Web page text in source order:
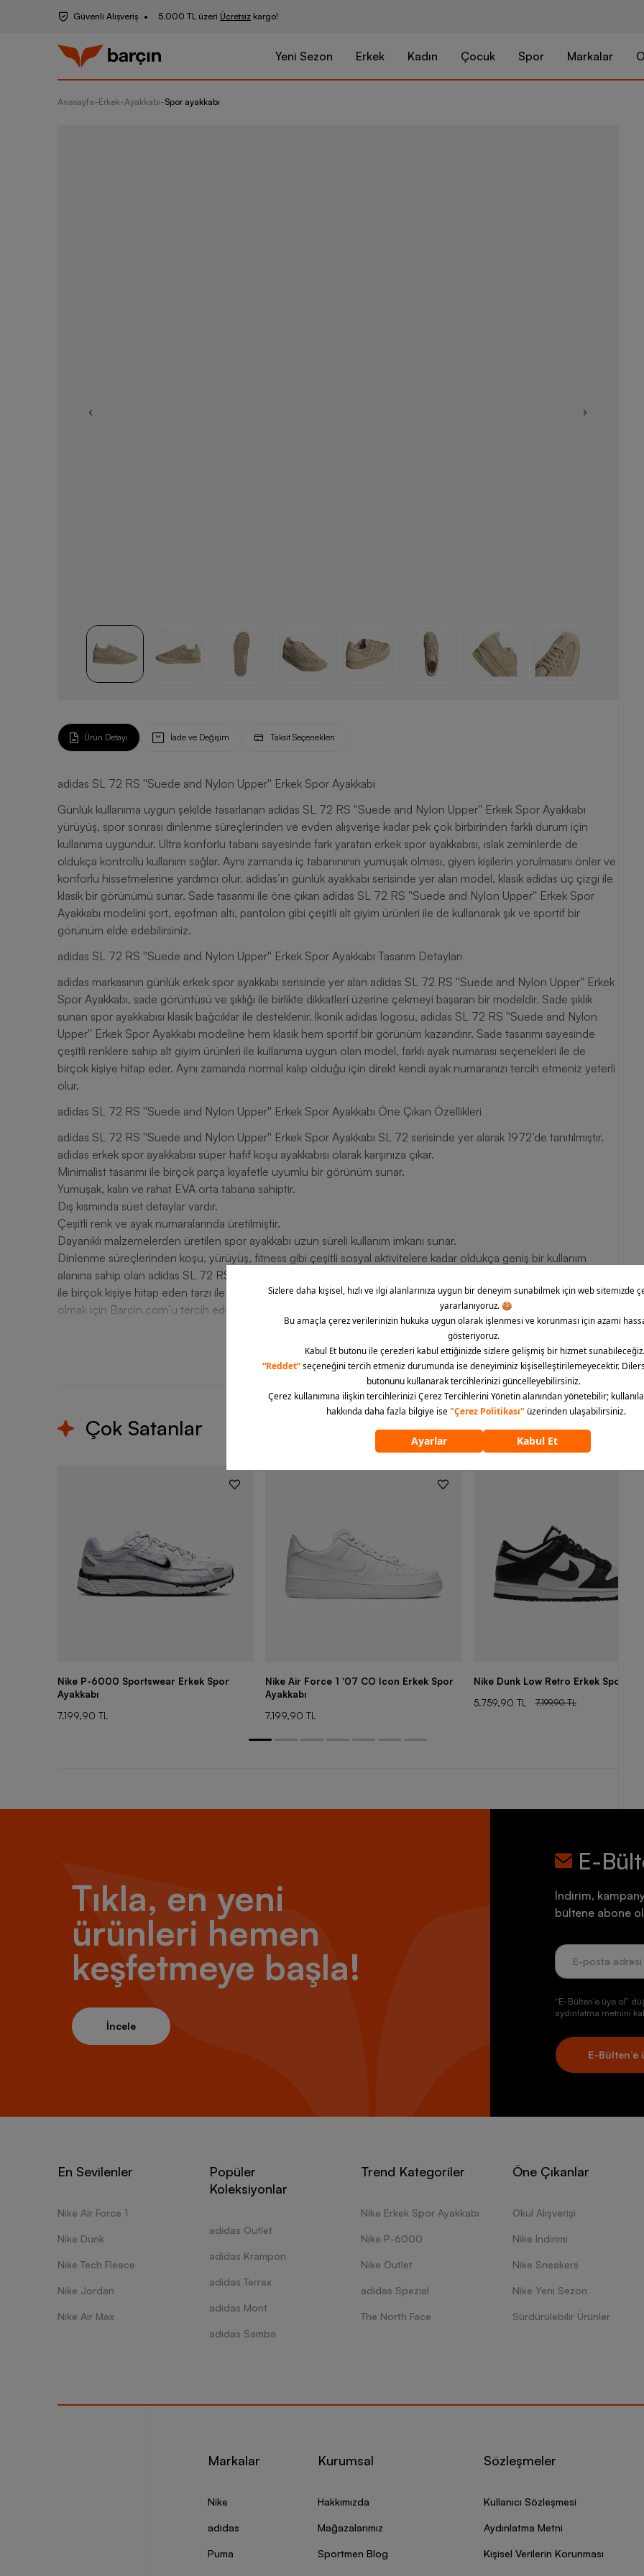
Güvenli Alışveriş 5.000 TL üzeri Ücretsiz kargo!
Yeni Sezon Erkek Kadın Çocuk Spor Markalar
Anasayfa-Erkek-Ayakkabı-Spor ayakkabı
adidas SL
Ürün Detayı İade ve Değişim Taksit Seçenekleri
adidas SL 72 RS ''Suede and Nylon Upper'' Erkek Spor Ayakkabı
Günlük kullanıma uygun şekilde tasarlanan adidas SL 72 RS ''Suede and Nylon Upper'' Erkek Spor Ayakkabı
yürüyüş, spor sonrası dinlenme süreçlerinden ve evden alışverişe kadar pek çok birbirinden farklı durum için
kullanıma uygundur. Ultra konforlu tabanı sayesinde fark yaratan erkek spor ayakkabısı, ıslak zeminlerde de
oldukça kontrollü kullanım sağlar. Aynı zamanda iç tabanınının yumuşak olması, giyen kişilerin yorulmasını önler ve
konforlu hissetmelerine yardımcı olur. adidas’ın günlük ayakkabı serisinde yer alan model, klasik adidas üç çizgi ile
klasik bir görünümü sunar. Sade tasarımı ile öne çıkan adidas SL 72 RS ''Suede and Nylon Upper'' Erkek Spor
Ayakkabı modelini şort, eşofman altı, pantolon gibi çeşitli alt giyim ürünleri ile de kullanarak şık ve sportif bir
görünüm elde edebilirsiniz.
adidas SL 72 RS ''Suede and Nylon Upper'' Erkek Spor Ayakkabı Tasarım Detayları
adidas markasının günlük erkek spor ayakkabı serisinde yer alan adidas SL 72 RS ''Suede and Nylon Upper'' Erkek
Spor Ayakkabı, sade görüntüsü ve şıklığı ile birlikte dikkatleri üzerine çekmeyi başaran bir modeldir. Sade şıklık
sunan spor ayakkabısı klasik bağcıklar ile desteklenir. İkonik adidas logosu, adidas SL 72 RS ''Suede and Nylon
Upper'' Erkek Spor Ayakkabı modeline hem klasik hem sportif bir görünüm kazandırır. Sade tasarımı sayesinde
çeşitli renklere sahip alt giyim ürünleri ile kullanıma uygun olan model, farklı ayak numarası seçenekleri ile de
birçok kişiye hitap eder. Aynı zamanda normal kalıp olduğu için direkt kendi ayak numaranızı tercih etmeniz yeterli
olur.
adidas SL 72 RS ''Suede and Nylon Upper'' Erkek Spor Ayakkabı Öne Çıkan Özellikleri
adidas SL 72 RS ''Suede and Nylon Upper'' Erkek Spor Ayakkabı SL 72 serisinde yer alarak 1972’de tanıtılmıştır.
adidas erkek spor ayakkabısı süper hafif koşu ayakkabısı olarak karşınıza çıkar.
Minimalist tasarımı ile birçok parça kıyafetle uyumlu bir görünüm sunar.
Yumuşak, kalın ve rahat EVA orta tabana sahiptir.
Dış kısmında süet detaylar vardır.
Çeşitli renk ve ayak numaralarında üretilmiştir.
Dayanıklı malzemelerden üretilen spor ayakkabı uzun süreli kullanım imkanı sunar.
Dinlenme süreçlerinden koşu, yürüyüş, fitness gibi çeşitli sosyal aktivitelere kadar oldukça geniş bir kullanım
alanına sahip olan adidas SL 72 RS ''Suede and Nylon Upper'' Erkek Spor Ayakkabı, klasik görünüme sahip olması
ile birçok kişiye hitap eden tarzı ile ön plana çıkan modeller arasındadır. Siz de adidas erkek spor ayakkabı sahibi
olmak için Barcin.com’u tercih edebilirsiniz.
Çok Satanlar
Nike P-6000 Sportswear Erkek Spor
Ayakkabı
7.199,90 TL
Nike Air Force 1 '07 CO Icon Erkek Spor
Ayakkabı
7.199,90 TL
Nike Dunk Low Retro Erkek Spor
5.759,90 TL
7.199,90 TL
Tıkla, en yeni
ürünleri hemen
keşfetmeye başla!
İncele
E-
İndirim,
bültene abone
“E-Bülten’e üye ol”
aydınlatma metnini
E-Bülten’e
En Sevilenler
Nike Air Force 1
Nike Dunk
Nike Tech Fleece
Nike Jordan
Nike Air Max
Popüler
Koleksiyonlar
adidas Outlet
adidas Krampon
adidas Terrex
adidas Mont
adidas Samba
Trend Kategoriler
Nike Erkek Spor Ayakkabı
Nike P-6000
Nike Outlet
adidas Spezial
The North Face
Öne Çıkanlar
Okul Alışverişi
Nike İndirimi
Nike Sneakers
Nike Yeni Sezon
Sürdürülebilir Ürünler
Markalar
Nike
adidas
Puma
Kurumsal
Hakkımızda
Mağazalarımız
Sportmen Blog
Sözleşmeler
Kullanıcı Sözleşmesi
Aydınlatma Metni
Kişisel Verilerin Korunması